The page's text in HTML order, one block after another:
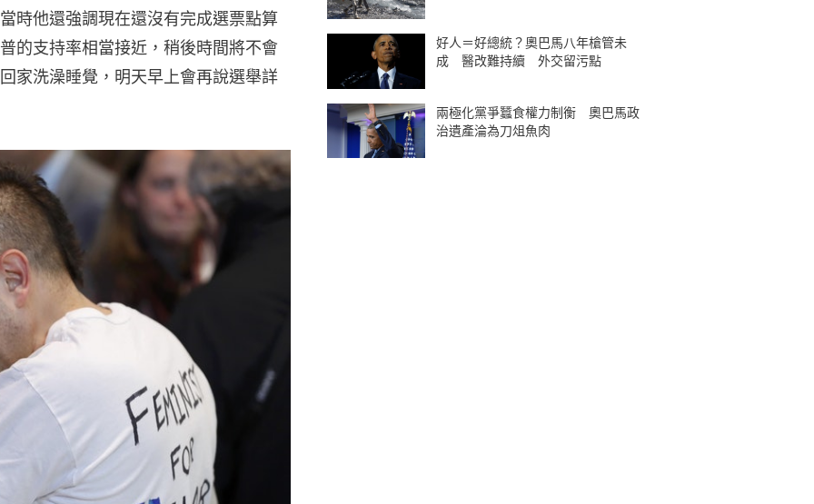
時他還強調現在還沒有完成選票點算
的支持率相當接近，稍後時間將不會
家洗澡睡覺，明天早上會再說選舉詳
好人＝好總統？奧巴馬八年槍管未
成 醫改難持續 外交留污點
兩極化黨爭蠶食權力制衡 奧巴馬政
治遺產淪為刀俎魚肉